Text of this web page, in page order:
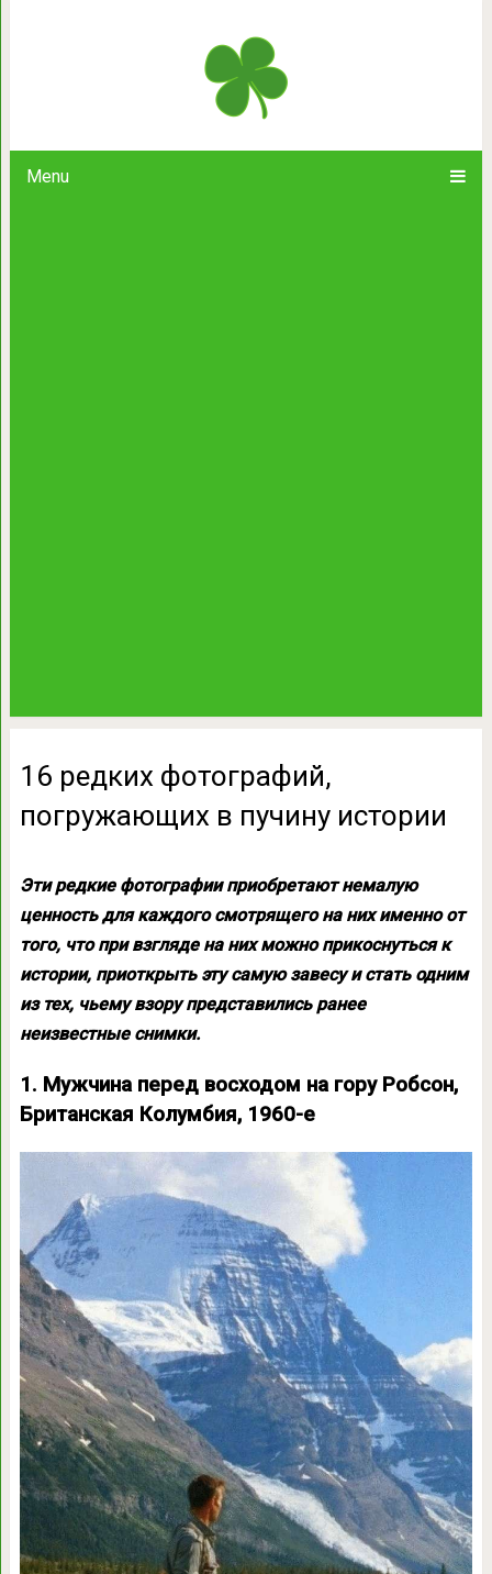
Menu
16 редких фотографий,
16 редких фотографий,
погружающих в пучину истории
Эти редкие фотографии приобретают немалую
ценность для каждого смотрящего на них именно от
того, что при взгляде на них можно прикоснуться к
истории, приоткрыть эту самую завесу и стать одним
из тех, чьему взору представились ранее
неизвестные снимки.
1. Мужчина перед восходом на гору Робсон,
Британская Колумбия, 1960-е